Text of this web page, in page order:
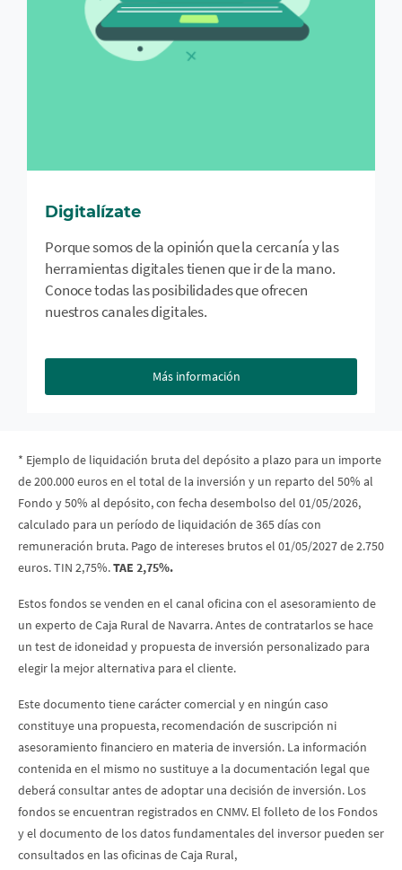
Digitalízate
Porque somos de la opinión que la cercanía y las
herramientas digitales tienen que ir de la mano.
Conoce todas las posibilidades que ofrecen
nuestros canales digitales.
Más información
* Ejemplo de liquidación bruta del depósito a plazo para un importe
de 200.000 euros en el total de la inversión y un reparto del 50% al
Fondo y 50% al depósito, con fecha desembolso del 01/05/2026,
calculado para un período de liquidación de 365 días con
remuneración bruta. Pago de intereses brutos el 01/05/2027 de 2.750
euros. TIN 2,75%.TAE 2,75%.
Estos fondos se venden en el canal oficina con el asesoramiento de
un experto de Caja Rural de Navarra. Antes de contratarlos se hace
un test de idoneidad y propuesta de inversión personalizado para
elegir la mejor alternativa para el cliente.
Este documento tiene carácter comercial y en ningún caso
constituye una propuesta, recomendación de suscripción ni
asesoramiento financiero en materia de inversión. La información
contenida en el mismo no sustituye a la documentación legal que
deberá consultar antes de adoptar una decisión de inversión. Los
fondos se encuentran registrados en CNMV. El folleto de los Fondos
y el documento de los datos fundamentales del inversor pueden ser
consultados en las oficinas de Caja Rural,